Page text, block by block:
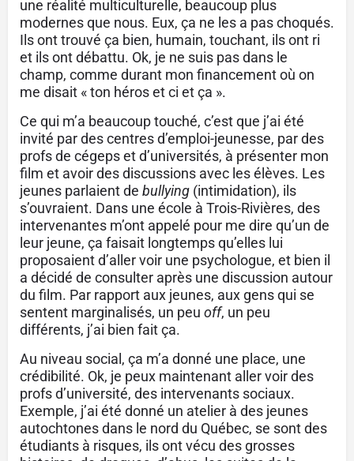
une réalité multiculturelle, beaucoup plus
modernes que nous. Eux, ça ne les a pas choqués.
Ils ont trouvé ça bien, humain, touchant, ils ont ri
et ils ont débattu. Ok, je ne suis pas dans le
champ, comme durant mon financement où on
me disait « ton héros et ci et ça ».
Ce qui m’a beaucoup touché, c’est que j’ai été
invité par des centres d’emploi-jeunesse, par des
profs de cégeps et d’universités, à présenter mon
film et avoir des discussions avec les élèves. Les
jeunes parlaient de bullying (intimidation), ils
s’ouvraient. Dans une école à Trois-Rivières, des
intervenantes m’ont appelé pour me dire qu’un de
leur jeune, ça faisait longtemps qu’elles lui
proposaient d’aller voir une psychologue, et bien il
a décidé de consulter après une discussion autour
du film. Par rapport aux jeunes, aux gens qui se
sentent marginalisés, un peu off, un peu
différents, j’ai bien fait ça.
Au niveau social, ça m’a donné une place, une
crédibilité. Ok, je peux maintenant aller voir des
profs d’université, des intervenants sociaux.
Exemple, j’ai été donné un atelier à des jeunes
autochtones dans le nord du Québec, se sont des
étudiants à risques, ils ont vécu des grosses